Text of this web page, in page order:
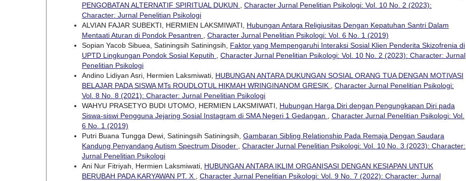
PENGOBATAN ALTERNATIF SPIRITUAL DUKUN
Character Jurnal Penelitian Psikologi: Vol. 10 No. 2 (2023):
Character: Jurnal Penelitian Psikologi
ALVIAN FAJAR SUBEKTI, HERMIEN LAKSMIWATI, Hubungan Antara Religiusitas Dengan Kepatuhan Santri Dalam
Mentaati Aturan di Pondok Pesantren
Character Jurnal Penelitian Psikologi: Vol. 6 No. 1 (2019)
Sopian Yacob Sibuea, Satiningsih Satiningsih, Faktor yang Mempengaruhi Interaksi Sosial Klien Penderita Skizofrenia di
UPTD Lingkungan Pondok Sosial Keputih
Character Jurnal Penelitian Psikologi: Vol. 10 No. 2 (2023): Character: Jurnal
Penelitian Psikologi
Andino Lidiyan Asri, Hermien Laksmiwati, HUBUNGAN ANTARA DUKUNGAN SOSIAL ORANG TUA DENGAN MOTIVASI
BELAJAR PADA SISWA MTs ROUDLOTUL HIKMAH WRINGINANOM GRESIK
Character Jurnal Penelitian Psikologi:
Vol. 8 No. 8 (2021): Character: Jurnal Penelitian Psikologi
WAHYU PRASETYO BUDI UTOMO, HERMIEN LAKSMIWATI, Hubungan Harga Diri dengan Pengungkapan Diri pada
Siswa-siswi Pengguna Jejaring Sosial Instagram di SMA Negeri 1 Gedangan
Character Jurnal Penelitian Psikologi: Vol.
6 No. 1 (2019)
Putri Buana Tungga Dewi, Satiningsih Satiningsih, Gambaran Sibling Relationship Pada Remaja Dengan Saudara
Kandung Penyandang Autism Spectrum Disoder
Character Jurnal Penelitian Psikologi: Vol. 10 No. 3 (2023): Character:
Jurnal Penelitian Psikologi
Ani Nur Fitriyah, Hermien Laksmiwati, HUBUNGAN ANTARA IKLIM ORGANISASI DENGAN KESIAPAN UNTUK
BERUBAH PADA KARYAWAN PT. X
Character Jurnal Penelitian Psikologi: Vol. 9 No. 7 (2022): Character: Jurnal